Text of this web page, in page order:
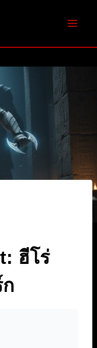
ฮีโร่